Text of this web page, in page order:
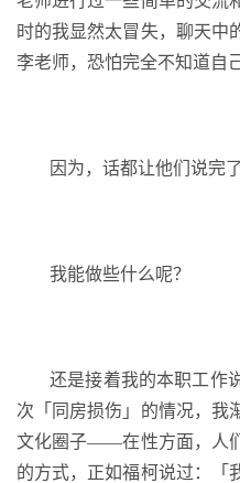
时的我显然太冒失，聊天中
李老师，恐怕完全不知道自
因为，话都让他们说完了
我能做些什么呢？
还是接着我的本职工作
次「同房损伤」的情况，我
文化圈子——在性方面，人
的方式，正如福柯说过：「